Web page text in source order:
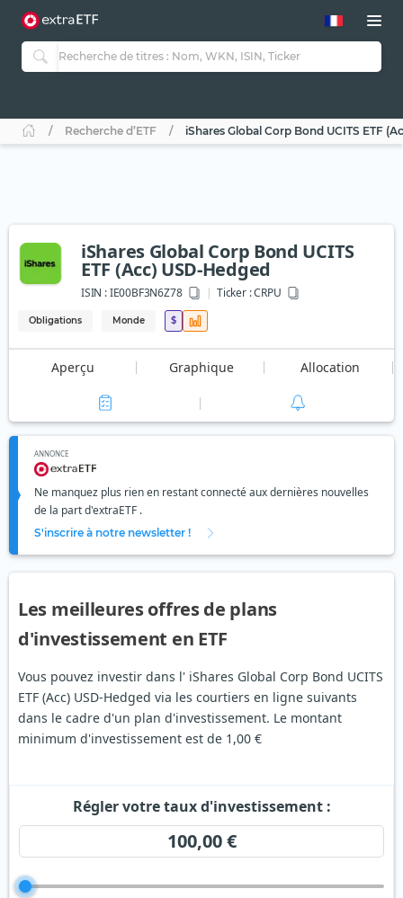
Recherche d’ETF iShares Global Corp Bond UCITS ETF
iShares Global Corp Bond UCITS
ETF (Acc) USD-Hedged
ISIN :IE00BF3N6Z78 Ticker :CRPU
Obligations Monde $
Aperçu Graphique Allocation
ANNONCE
Ne manquez plus rien en restant connecté aux dernières nouvelles
de la part d'extraETF .
S'inscrire à notre newsletter !
Les meilleures offres de plans
d'investissement en ETF
Vous pouvez investir dans l' iShares Global Corp Bond UCITS
ETF (Acc) USD-Hedged via les courtiers en ligne suivants
dans le cadre d'un plan d'investissement. Le montant
minimum d'investissement est de 1,00 €
Régler votre taux d'investissement :
100,00 €